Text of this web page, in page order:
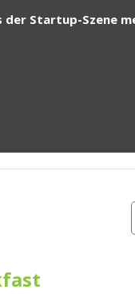
der Startup-Szene